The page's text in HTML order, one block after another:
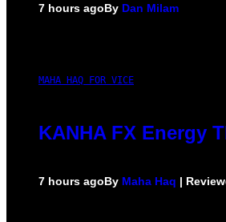
7 hours agoBy Dan Milam
MAHA HAQ FOR VICE
KANHA FX Energy
7 hours agoBy Maha Haq |